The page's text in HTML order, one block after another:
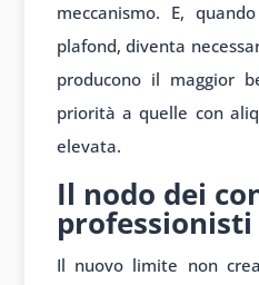
meccanismo. E,
plafond, diventa
producono il maggior
priorità a quelle con
elevata.
Il nodo dei
professionisti
Il nuovo limite non